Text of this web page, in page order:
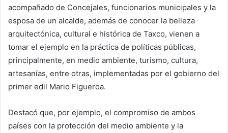
acompañado de Concejales, funcionarios municipales y la
esposa de un alcalde, además de conocer la belleza
arquitectónica, cultural e histórica de Taxco, vienen a
tomar el ejemplo en la práctica de políticas públicas,
principalmente, en medio ambiente, turismo, cultura,
artesanías, entre otras, implementadas por el gobierno del
primer edil Mario Figueroa.
Destacó que, por ejemplo, el compromiso de ambos
países con la protección del medio ambiente y la